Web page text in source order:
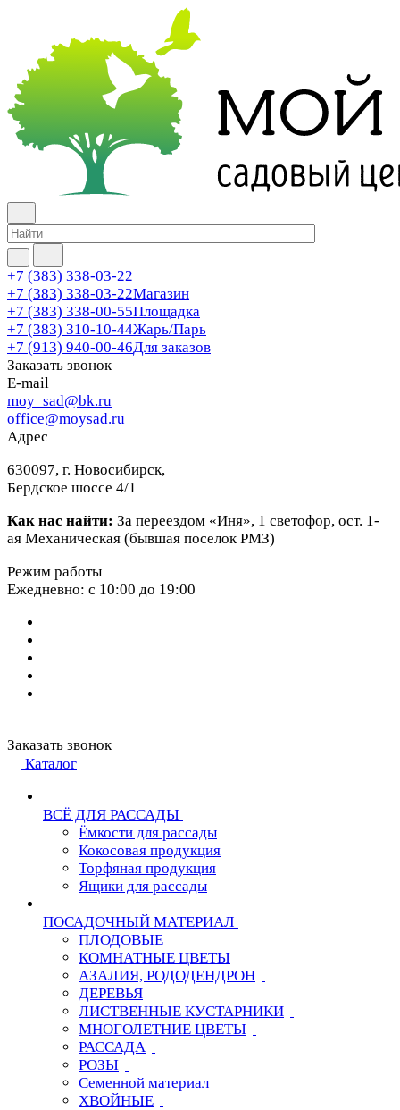
+7 (383) 338-03-22
+7 (383) 338-03-22Магазин
+7 (383) 338-00-55Площадка
+7 (383) 310-10-44Жарь/Парь
+7 (913) 940-00-46Для заказов
Заказать звонок
E-mail
moy_sad@bk.ru
office@moysad.ru
Адрес
630097, г. Новосибирск,
Бердское шоссе 4/1
Как нас найти: За переездом «Иня», 1 светофор, ост. 1-
ая Механическая (бывшая поселок РМЗ)
Режим работы
Ежедневно: с 10:00 до 19:00
Заказать звонок
Каталог
ВСЁ ДЛЯ РАССАДЫ
Ёмкости для рассады
Кокосовая продукция
Торфяная продукция
Ящики для рассады
ПОСАДОЧНЫЙ МАТЕРИАЛ
ПЛОДОВЫЕ
КОМНАТНЫЕ ЦВЕТЫ
АЗАЛИЯ, РОДОДЕНДРОН
ДЕРЕВЬЯ
ЛИСТВЕННЫЕ КУСТАРНИКИ
МНОГОЛЕТНИЕ ЦВЕТЫ
РАССАДА
РОЗЫ
Семенной материал
ХВОЙНЫЕ